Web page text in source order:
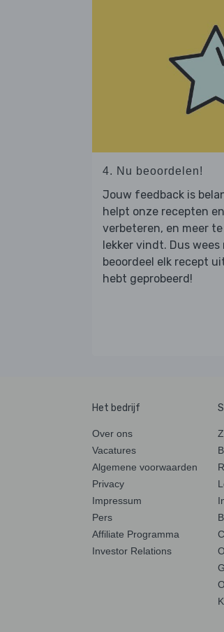
4. Nu beoordelen!
Jouw feedback is
helpt onze recepten
verbeteren, en meer
lekker vindt. Dus
beoordeel elk recept
hebt geprobeerd!
Het bedrijf
Over ons
Vacatures
Algemene voorwaarden
Privacy
Impressum
Pers
Affiliate Programma
Investor Relations